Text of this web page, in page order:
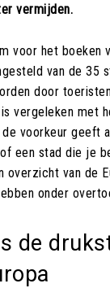
vermijden.
voor het boeken
van de 35
door
vergeleken met
voorkeur geeft
of een stad die je
overzicht van de
onder
de